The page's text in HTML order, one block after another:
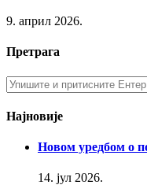
9. април 2026.
Претрага
Најновије
Новом уредбом о
14. јул 2026.